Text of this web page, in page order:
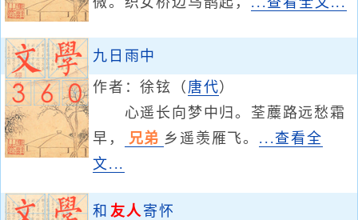
九日雨中
作者：徐铉 （ 唐代）
心遥长向梦中归。荃蘪路远愁霜
早，
兄弟 乡遥羡雁飞。 ...查看全
文...
和 友人寄怀